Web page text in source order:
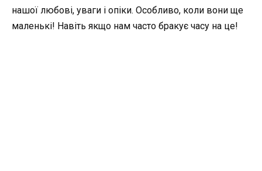
нашої любові, уваги і опіки. Особливо, коли вони ще
маленькі! Навіть якщо нам часто бракує часу на це!